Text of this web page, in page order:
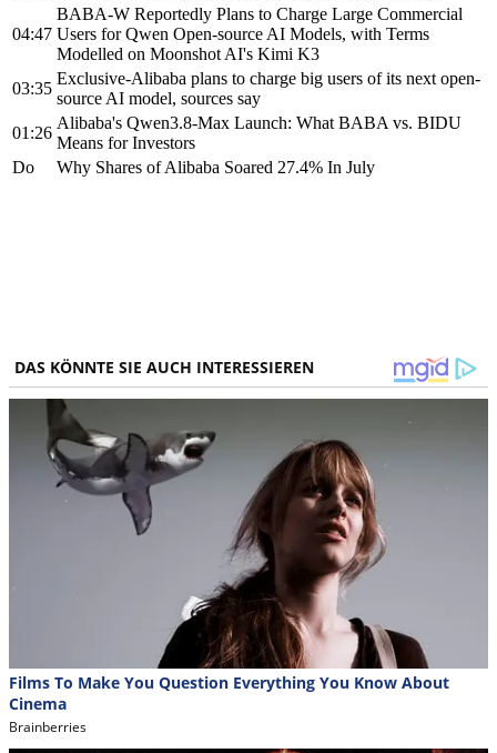
04:47
BABA-W Reportedly Plans to Charge Large Commercial
Users for Qwen Open-source AI Models, with Terms
Modelled on Moonshot AI's Kimi K3
03:35
Exclusive-Alibaba plans to charge big users of its next open-
source AI model, sources say
01:26
Alibaba's Qwen3.8-Max Launch: What BABA vs. BIDU
Means for Investors
Do
Why Shares of Alibaba Soared 27.4% In July